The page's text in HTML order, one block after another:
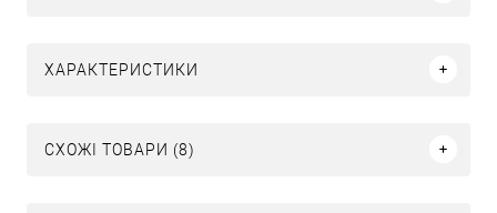
ХАРАКТЕРИСТИКИ
СХОЖІ ТОВАРИ (8)